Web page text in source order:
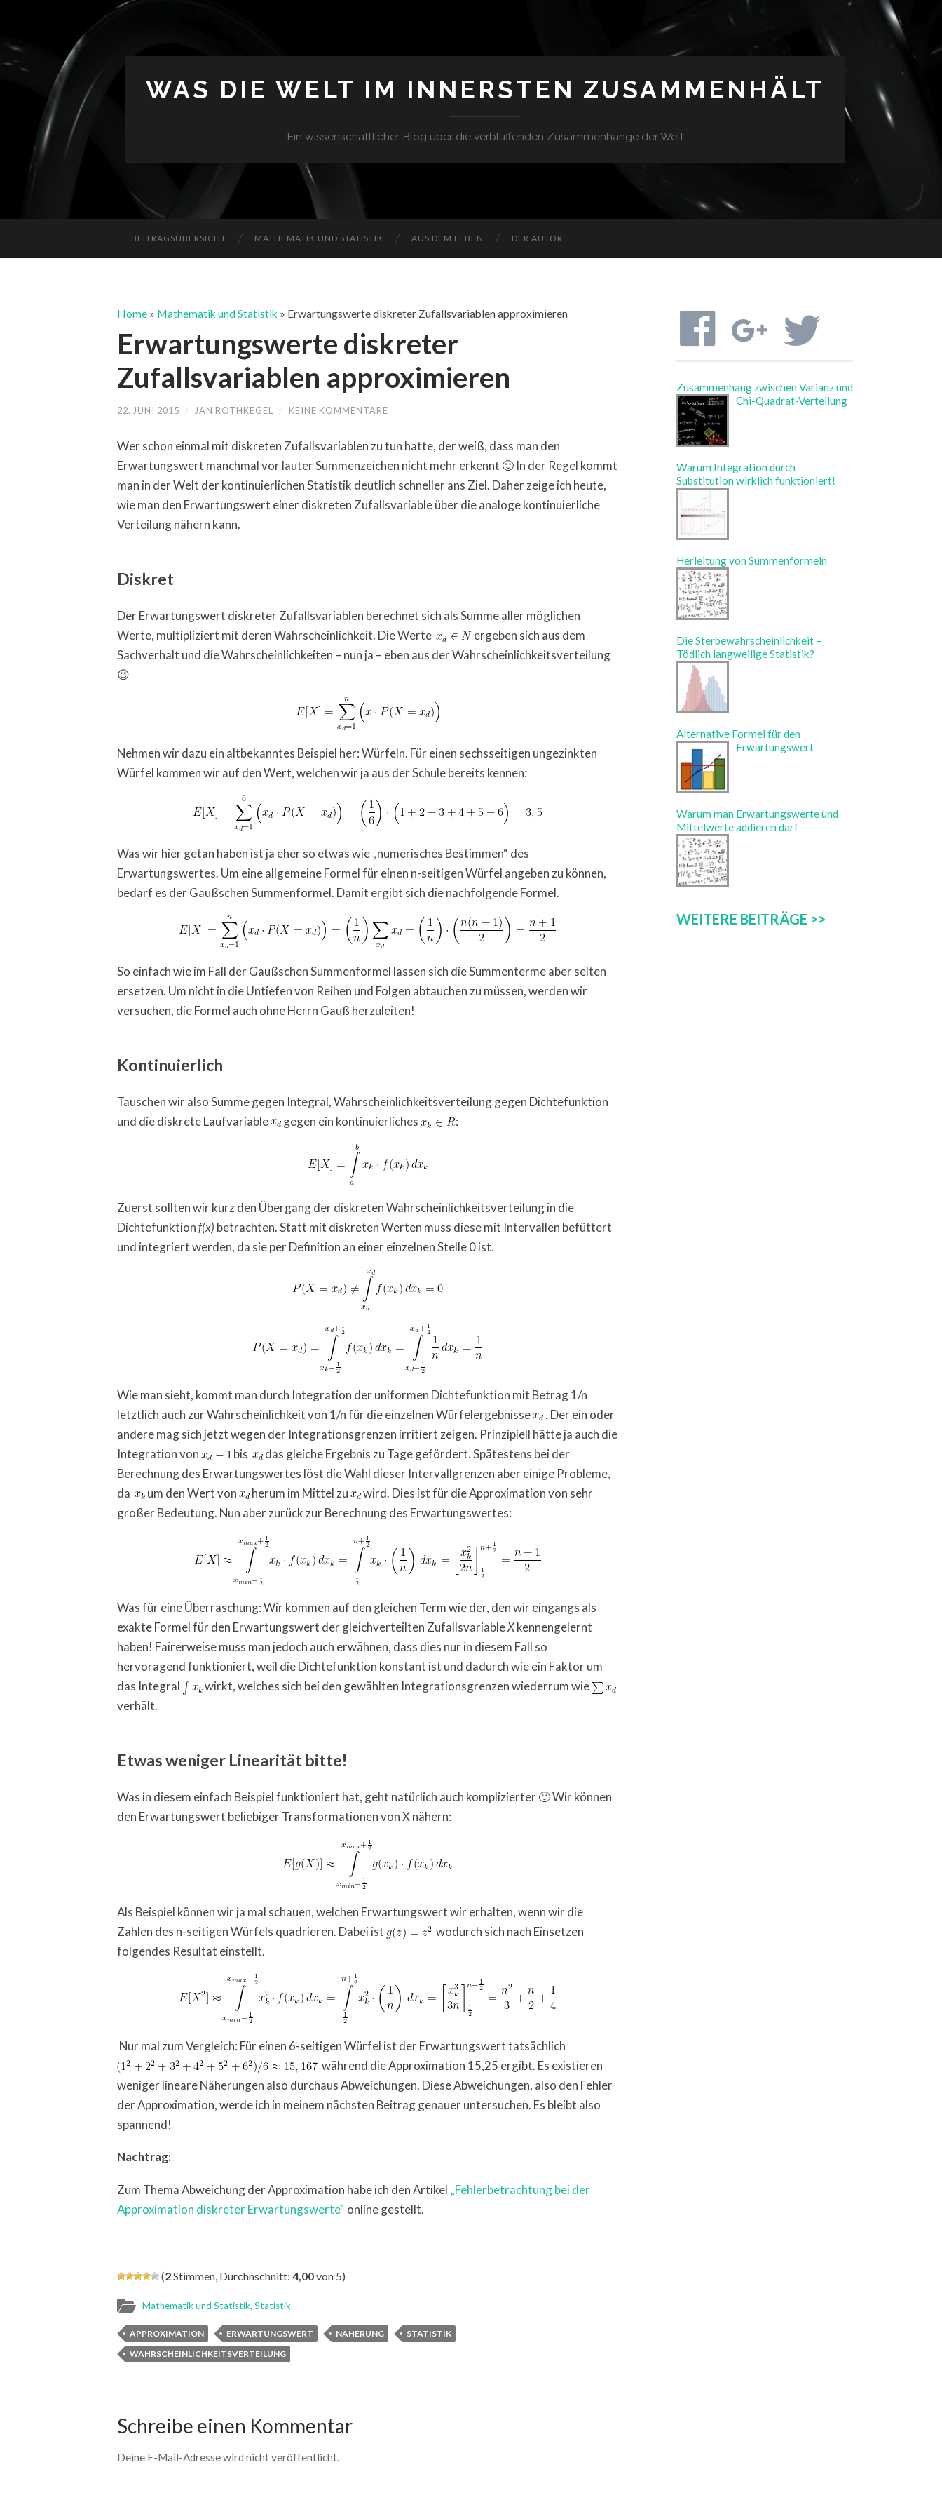
WAS DIE WELT IM INNERSTEN ZUSAMMENHÄLT
Ein wissenschaftlicher Blog über die verblüffenden Zusammenhänge der Welt
BEITRAGSÜBERSICHT MATHEMATIK UND STATISTIK AUS DEM LEBEN DER AUTOR
Home » Mathematik und Statistik » Erwartungswerte diskreter Zufallsvariablen approximieren
Erwartungswerte diskreter
Zufallsvariablen approximieren
22. JUNI 2015 / JAN ROTHKEGEL / KEINE KOMMENTARE
Wer schon einmal mit diskreten Zufallsvariablen zu tun hatte, der weiß, dass man den
Erwartungswert manchmal vor lauter Summenzeichen nicht mehr erkennt 🙂 In der Regel kommt
man in der Welt der kontinuierlichen Statistik deutlich schneller ans Ziel. Daher zeige ich heute,
wie man den Erwartungswert einer diskreten Zufallsvariable über die analoge kontinuierliche
Verteilung nähern kann.
Diskret
Der Erwartungswert diskreter Zufallsvariablen berechnet sich als Summe aller möglichen
Werte, multipliziert mit deren Wahrscheinlichkeit. Die Werte
ergeben sich aus dem
Sachverhalt und die Wahrscheinlichkeiten – nun ja – eben aus der Wahrscheinlichkeitsverteilung
😉
Nehmen wir dazu ein altbekanntes Beispiel her: Würfeln. Für einen sechsseitigen ungezinkten
Würfel kommen wir auf den Wert, welchen wir ja aus der Schule bereits kennen:
Was wir hier getan haben ist ja eher so etwas wie „numerisches Bestimmen“ des
Erwartungswertes. Um eine allgemeine Formel für einen n-seitigen Würfel angeben zu können,
bedarf es der Gaußschen Summenformel. Damit ergibt sich die nachfolgende Formel.
So einfach wie im Fall der Gaußschen Summenformel lassen sich die Summenterme aber selten
ersetzen. Um nicht in die Untiefen von Reihen und Folgen abtauchen zu müssen, werden wir
versuchen, die Formel auch ohne Herrn Gauß herzuleiten!
Kontinuierlich
Tauschen wir also Summe gegen Integral, Wahrscheinlichkeitsverteilung gegen Dichtefunktion
und die diskrete Laufvariable
gegen ein kontinuierliches :
Zuerst sollten wir kurz den Übergang der diskreten Wahrscheinlichkeitsverteilung in die
Dichtefunktion f(x) betrachten. Statt mit diskreten Werten muss diese mit Intervallen befüttert
und integriert werden, da sie per Definition an einer einzelnen Stelle 0 ist.
Wie man sieht, kommt man durch Integration der uniformen Dichtefunktion mit Betrag 1/n
letztlich auch zur Wahrscheinlichkeit von 1/n für die einzelnen Würfelergebnisse
. Der ein oder
andere mag sich jetzt wegen der Integrationsgrenzen irritiert zeigen. Prinzipiell hätte ja auch die
Integration von
bis
das gleiche Ergebnis zu Tage gefördert. Spätestens bei der
Berechnung des Erwartungswertes löst die Wahl dieser Intervallgrenzen aber einige Probleme,
da
um den Wert von herum im Mittel zu
wird. Dies ist für die Approximation von sehr
großer Bedeutung. Nun aber zurück zur Berechnung des Erwartungswertes:
Was für eine Überraschung: Wir kommen auf den gleichen Term wie der, den wir eingangs als
exakte Formel für den Erwartungswert der gleichverteilten ZufallsvariableX kennengelernt
haben! Fairerweise muss man jedoch auch erwähnen, dass dies nur in diesem Fall so
hervoragend funktioniert, weil die Dichtefunktion konstant ist und dadurch wie ein Faktor um
das Integral
wirkt, welches sich bei den gewählten Integrationsgrenzen wiederrum wie
verhält.
Etwas weniger Linearität bitte!
Was in diesem einfach Beispiel funktioniert hat, geht natürlich auch komplizierter 🙂 Wir können
den Erwartungswert beliebiger Transformationen von X nähern:
Als Beispiel können wir ja mal schauen, welchen Erwartungswert wir erhalten, wenn wir die
Zahlen des n-seitigen Würfels quadrieren. Dabei ist
wodurch sich nach Einsetzen
folgendes Resultat einstellt.
Nur mal zum Vergleich: Für einen 6-seitigen Würfel ist der Erwartungswert tatsächlich
während die Approximation 15,25 ergibt. Es existieren
weniger lineare Näherungen also durchaus Abweichungen. Diese Abweichungen, also den Fehler
der Approximation, werde ich in meinem nächsten Beitrag genauer untersuchen. Es bleibt also
spannend!
Nachtrag:
Zum Thema Abweichung der Approximation habe ich den Artikel „Fehlerbetrachtung bei der
Approximation diskreter Erwartungswerte“ online gestellt.
(2Stimmen, Durchnschnitt: 4,00von 5)
Mathematik und Statistik, Statistik
APPROXIMATION ERWARTUNGSWERT NÄHERUNG
STATISTIK
WAHRSCHEINLICHKEITSVERTEILUNG
Schreibe einen Kommentar
Deine E-Mail-Adresse wird nicht veröffentlicht.
Zusammenhang zwischen Varianz und
Chi-Quadrat-Verteilung
Warum Integration durch
Substitution wirklich funktioniert!
Herleitung von Summenformeln
Die Sterbewahrscheinlichkeit –
Tödlich langweilige Statistik?
Alternative Formel für den
Erwartungswert
Warum man Erwartungswerte und
Mittelwerte addieren darf
WEITERE BEITRÄGE >>